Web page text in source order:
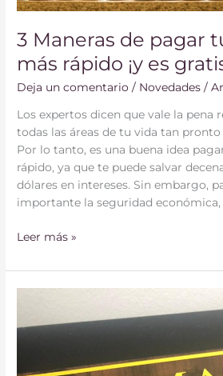
3 Maneras de pagar
más rápido ¡y es
Deja un comentario / Novedades /
Los expertos dicen que vale la pena
todas las áreas de tu vida tan
Por lo tanto, es una buena idea
rápido, ya que te puede salvar
dólares en intereses. Sin embargo,
importante la seguridad económica,
gratis!
Leer más »
CLUB
MILLÓN